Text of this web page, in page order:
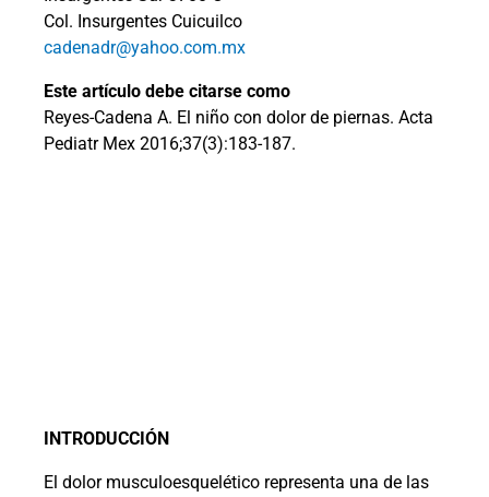
Col. Insurgentes Cuicuilco
cadenadr@yahoo.com.mx
Este artículo debe citarse como
Reyes-Cadena A. El niño con dolor de piernas. Acta
Pediatr Mex 2016;37(3):183-187.
INTRODUCCIÓN
El dolor musculoesquelético representa una de las